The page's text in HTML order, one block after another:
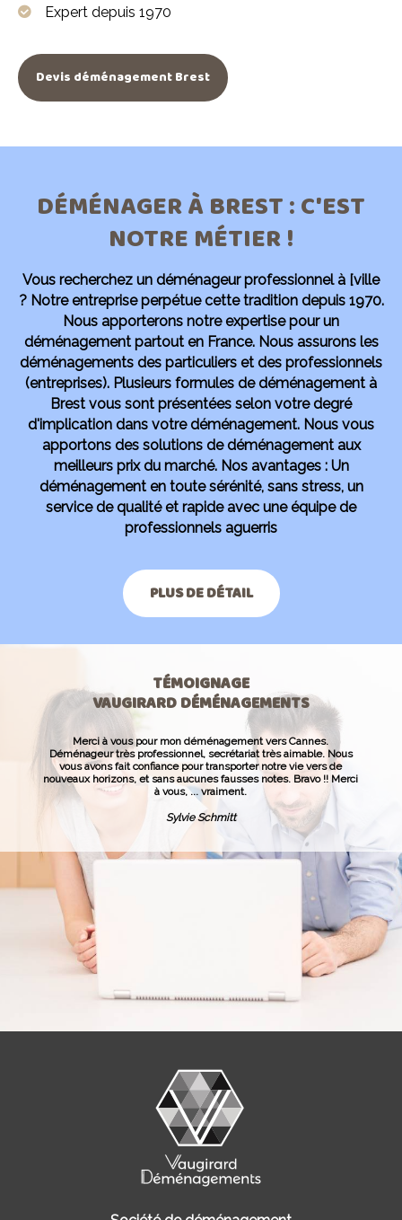
Expert depuis 1970
Devis déménagement Brest
DÉMÉNAGER À BREST : C'EST
NOTRE MÉTIER !
Vous recherchez un déménageur professionnel à [ville
?Notre entreprise perpétue cette tradition depuis 1970.
Nous apporterons notre expertise pour un
déménagement partout en France. Nous assurons les
déménagements des particuliers et des professionnels
(entreprises). Plusieurs formules de déménagement à
Brest vous sont présentées selon votre degré
d'implication dans votre déménagement. Nous vous
apportons des solutions de déménagement aux
meilleurs prix du marché. Nos avantages : Un
déménagement en toute sérénité, sans stress, un
service de qualité et rapide avec une équipe de
professionnels aguerris
PLUS DE DÉTAIL
TÉMOIGNAGE
VAUGIRARD DÉMÉNAGEMENTS
Merci à vous pour mon déménagement vers Cannes.
Déménageur très professionnel, secrétariat très aimable. Nous
vous avons fait confiance pour transporter notre vie vers de
nouveaux horizons, et sans aucunes fausses notes. Bravo !! Merci
à vous, ... vraiment.
Sylvie Schmitt